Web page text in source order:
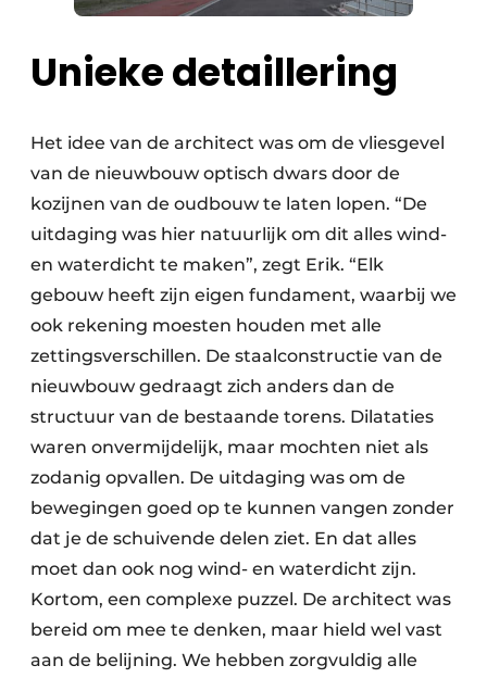
Unieke detaillering
Het idee van de architect was om de vliesgevel
van de nieuwbouw optisch dwars door de
kozijnen van de oudbouw te laten lopen. “De
uitdaging was hier natuurlijk om dit alles wind-
en waterdicht te maken”, zegt Erik. “Elk
gebouw heeft zijn eigen fundament, waarbij we
ook rekening moesten houden met alle
zettingsverschillen. De staalconstructie van de
nieuwbouw gedraagt zich anders dan de
structuur van de bestaande torens. Dilataties
waren onvermijdelijk, maar mochten niet als
zodanig opvallen. De uitdaging was om de
bewegingen goed op te kunnen vangen zonder
dat je de schuivende delen ziet. En dat alles
moet dan ook nog wind- en waterdicht zijn.
Kortom, een complexe puzzel. De architect was
bereid om mee te denken, maar hield wel vast
aan de belijning. We hebben zorgvuldig alle